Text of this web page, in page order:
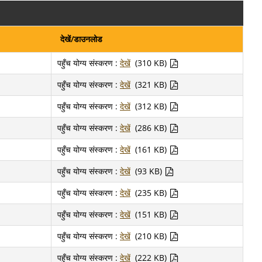
देखें/डाउनलोड
पहुँच योग्य संस्करण : देखें (310 KB)
पहुँच योग्य संस्करण : देखें (321 KB)
पहुँच योग्य संस्करण : देखें (312 KB)
पहुँच योग्य संस्करण : देखें (286 KB)
पहुँच योग्य संस्करण : देखें (161 KB)
पहुँच योग्य संस्करण : देखें (93 KB)
पहुँच योग्य संस्करण : देखें (235 KB)
पहुँच योग्य संस्करण : देखें (151 KB)
पहुँच योग्य संस्करण : देखें (210 KB)
पहुँच योग्य संस्करण : देखें (222 KB)